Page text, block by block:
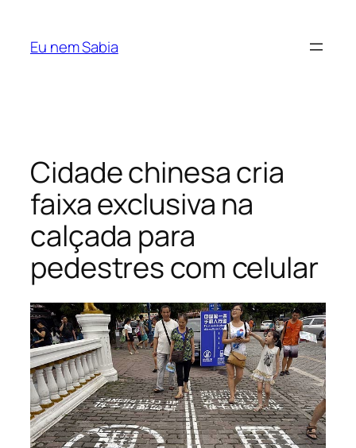
Eu nem Sabia
Cidade chinesa cria
faixa exclusiva na
calçada para
pedestres com celular